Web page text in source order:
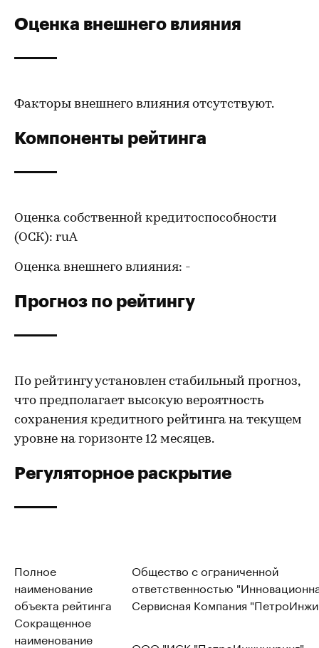
Оценка внешнего влияния
Факторы внешнего влияния отсутствуют.
Компоненты рейтинга
Оценка собственной кредитоспособности
(ОСК): ruА
Оценка внешнего влияния: -
Прогноз по рейтингу
По рейтингу установлен стабильный прогноз,
что предполагает высокую вероятность
сохранения кредитного рейтинга на текущем
уровне на горизонте 12 месяцев.
Регуляторное раскрытие
Полное
наименование
объекта рейтинга
Общество с ограниченной
ответственностью
Сервисная Компания
Сокращенное
наименование